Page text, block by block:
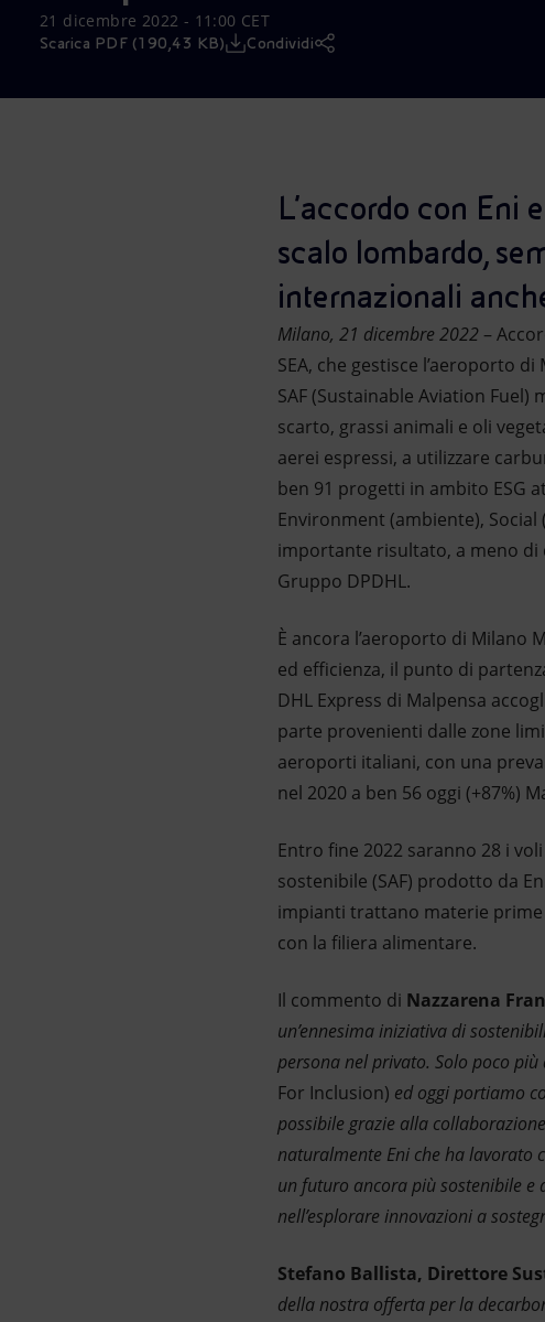
Market Abuse
21 dicembre 2022 - 11:00 CET
Scarica PDF (190,43 KB) Condividi
L’accordo con Eni
scalo lombardo,
internazionali
Milano, 21 dicembre 2022 –
SEA, che gestisce l’aeroporto
SAF (Sustainable Aviation
scarto, grassi animali e oli
aerei espressi, a utilizzare
ben 91 progetti in ambito ESG
Environment (ambiente),
importante risultato, a meno di
Gruppo DPDHL.
È ancora l’aeroporto di Milano
ed efficienza, il punto di
DHL Express di Malpensa
parte provenienti dalle zone
aeroporti italiani, con una
nel 2020 a ben 56 oggi (+87%)
Entro fine 2022 saranno 28 i
sostenibile (SAF) prodotto da
impianti trattano materie prime
con la filiera alimentare.
Il commento di Nazzarena
un’ennesima iniziativa di
persona nel privato. Solo poco
For Inclusion) ed oggi portiamo
possibile grazie alla
naturalmente Eni che ha lavorato
un futuro ancora più sostenibile e
nell’esplorare innovazioni a
Stefano Ballista, Direttore
della nostra offerta per la